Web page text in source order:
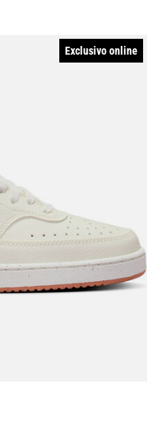
Exclusivo online